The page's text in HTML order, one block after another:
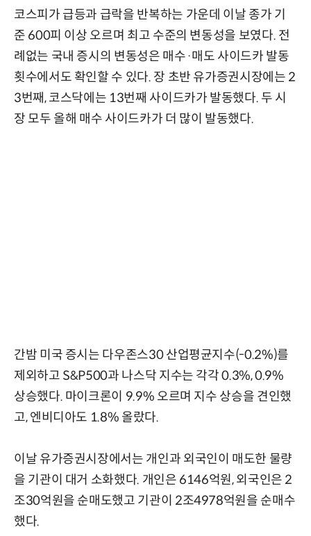
코스피가 급등과 급락을 반복하는 가운데 이날 종가 기
준 600피 이상 오르며 최고 수준의 변동성을 보였다. 전
례없는 국내 증시의 변동성은 매수·매도 사이드카 발동
횟수에서도 확인할 수 있다. 장 초반 유가증권시장에는 2
3번째, 코스닥에는 13번째 사이드카가 발동했다. 두 시
장 모두 올해 매수 사이드카가 더 많이 발동했다.
간밤 미국 증시는 다우존스30 산업평균지수(-0.2%)를
제외하고 S&P500과 나스닥 지수는 각각 0.3%, 0.9%
상승했다. 마이크론이 9.9% 오르며 지수 상승을 견인했
고, 엔비디아도 1.8% 올랐다.
이날 유가증권시장에서는 개인과 외국인이 매도한 물량
을 기관이 대거 소화했다. 개인은 6146억원, 외국인은 2
조30억원을 순매도했고 기관이 2조4978억원을 순매수
했다.